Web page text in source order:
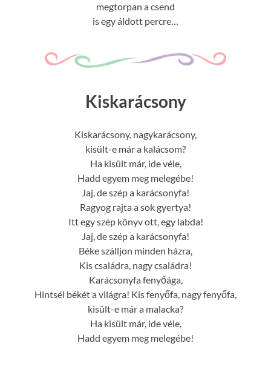
megtorpan a csend
is egy áldott percre…
Kiskarácsony
Kiskarácsony, nagykarácsony,
kisült-e már a kalácsom?
Ha kisült már, ide véle,
Hadd egyem meg melegébe!
Jaj, de szép a karácsonyfa!
Ragyog rajta a sok gyertya!
Itt egy szép könyv ott, egy labda!
Jaj, de szép a karácsonyfa!
Béke szálljon minden házra,
Kis családra, nagy családra!
Karácsonyfa fenyőága,
Hintsél békét a világra! Kis fenyőfa, nagy fenyőfa,
kisült-e már a malacka?
Ha kisült már, ide véle,
Hadd egyem meg melegébe!